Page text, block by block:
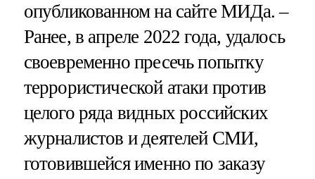
опубликованном на сайте МИДа. –
Ранее, в апреле 2022 года, удалось
своевременно пресечь попытку
террористической атаки против
целого ряда видных российских
журналистов и деятелей СМИ,
готовившейся именно по заказу